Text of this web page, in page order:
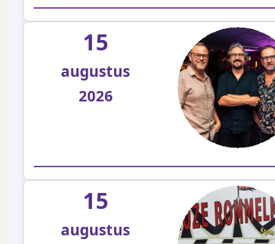
15
augustus
2026
15
augustus